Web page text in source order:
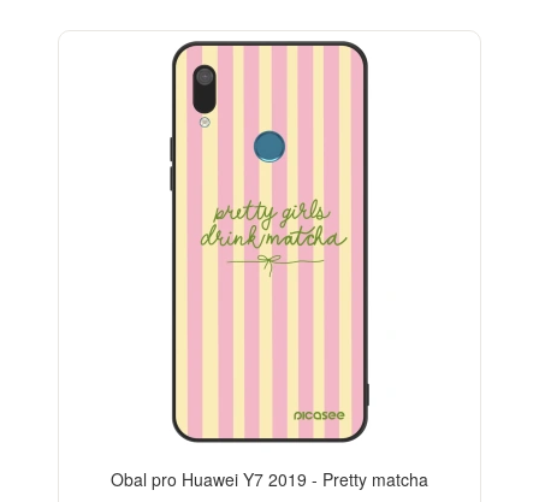
Obal pro Huawei Y7 2019 - Pretty matcha